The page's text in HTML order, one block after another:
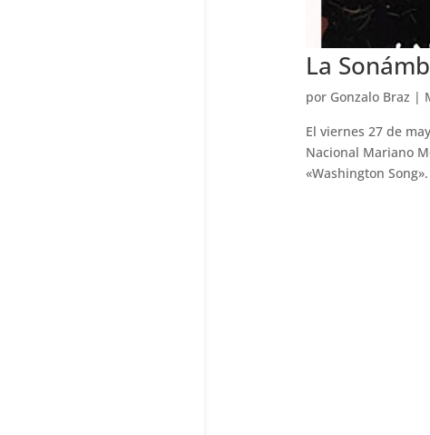
La
por Gonzalo Braz |
El viernes 27 de
Nacional Mariano
«Washington